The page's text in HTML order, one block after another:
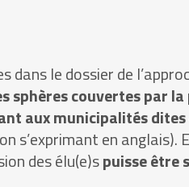
dans le dossier de
sphères couvertes par
aux municipalités
s’exprimant en anglais).
des élu(e)spuisseêtre